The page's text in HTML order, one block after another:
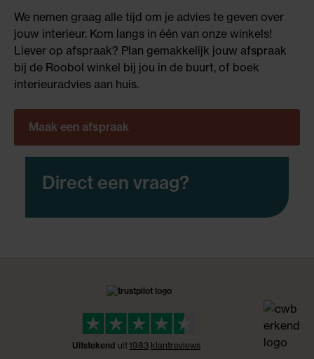
We nemen graag alle tijd om je advies te geven over
jouw interieur. Kom langs in één van onze winkels!
Liever op afspraak? Plan gemakkelijk jouw afspraak
bij de Roobol winkel bij jou in de buurt, of boek
interieuradvies aan huis.
Maak een afspraak
Direct een vraag?
Uitstekend uit 1983 klantreviews